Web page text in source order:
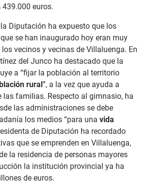
euros.
Diputación ha expuesto que los
se han inaugurado hoy eran muy
vecinos y vecinas de Villaluenga. En
del Junco ha destacado que la
a “fijar la población al territorio
rural”, a la vez que ayuda a
las familias. Respecto al gimnasio, ha
las administraciones se debe
los medios “para una vida
de Diputación ha recordado
que se emprenden en Villaluenga,
la residencia de personas mayores
la institución provincial ya ha
de euros.